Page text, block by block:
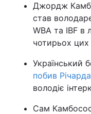
Джордж
став
WBA та IBF в
чотирьох
Український
побив
володіє
Сам